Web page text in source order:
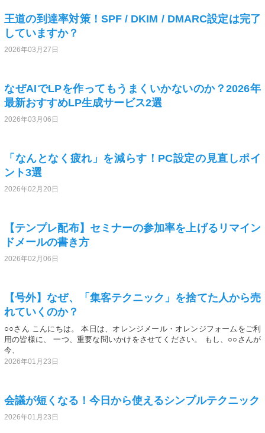
王道の到達率対策！SPF / DKIM / DMARC設定は完了
していますか？
2026年03月27日
なぜAIでLPを作ってもうまくいかないのか？2026年
最新おすすめLP生成サービス2選
2026年03月06日
「なんとなく疲れ」を減らす！PC設定の見直しポイ
ント3選
2026年02月20日
【テンプレ配布】セミナーの参加率を上げるリマイン
ドメールの書き方
2026年02月06日
【号外】なぜ、「集客テクニック」を捨てた人から売
れていくのか？
○○さん こんにちは。 本日は、オレンジメール・オレンジフォームをご利
用の皆様に、 一つ、重要な問いかけをさせてください。 もし、○○さんが
今、
2026年01月23日
会議が短くなる！今日から使えるシンプルテクニック
2026年01月23日